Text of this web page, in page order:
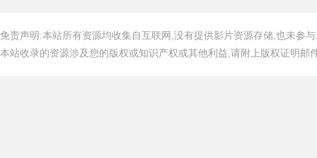
免责声明:本站所有资源均收集自互联网,没有提供影片资源存储,也未参
本站收录的资源涉及您的版权或知识产权或其他利益,请附上版权证明